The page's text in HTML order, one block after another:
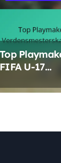
Top
FIFA U-17
for kvinder